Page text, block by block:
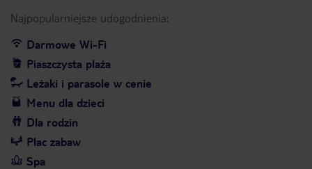
Najpopularniejsze udogodnienia:
Darmowe Wi-Fi
Piaszczysta plaża
Leżaki i parasole w cenie
Menu dla dzieci
Dla rodzin
Plac zabaw
Spa